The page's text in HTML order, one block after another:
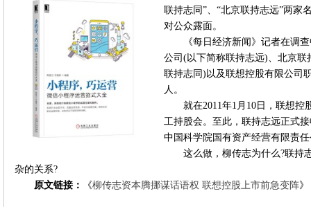
联持志同”、“北京联持志远”两家
对公众露面。
《每日经济新闻》记者在调
公司(以下简称联持志远)、北京
联持志同)以及联想控股有限公司
人。
就在2011年1月10日，联想
工持股会。至此，联持志远正式
中国科学院国有资产经营有限责
这么做，柳传志为什么?联持
杂的关系?
原文链接：
《柳传志资本腾挪谋话语权 联想控股上市前急变阵》